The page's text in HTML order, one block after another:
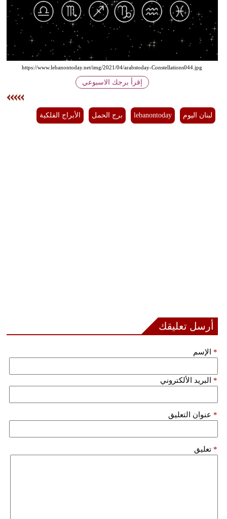
أخبار
إعلام
تعليم
أزياء
https://www.lebanontoday.net/img/2021/04/arabstoday-Constellations044.jpg
إقرأ برجك الاسبوعي
لبنان اليوم lebanontoday برج الحمل الأبراج الفلكية
أرسل تعليقك
الإسم *
البريد الألكتروني *
عنوان التعليق *
تعليق *